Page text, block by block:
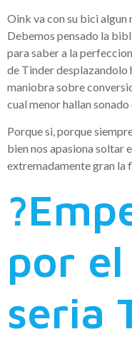
Oink va con su bici
Debemos pensado la
para saber a la
de Tinder desplazandolo
maniobra sobre
cual menor hallan
Porque si, porque
bien nos apasiona soltar
extremadamente gran la
por
seri­a